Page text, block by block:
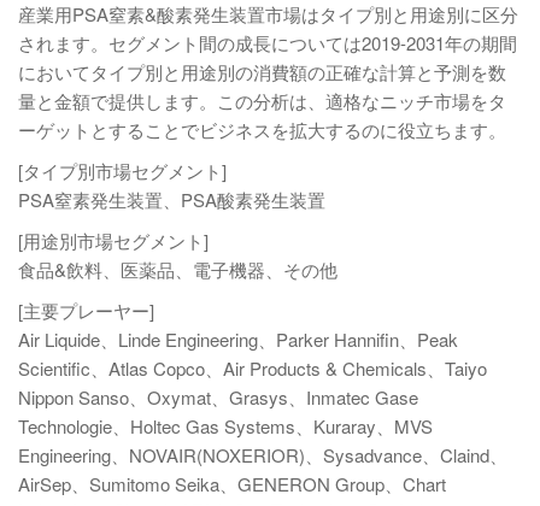
産業用PSA窒素&酸素発生装置市場はタイプ別と用途別に区分
されます。セグメント間の成長については2019-2031年の期間
においてタイプ別と用途別の消費額の正確な計算と予測を数
量と金額で提供します。この分析は、適格なニッチ市場をタ
ーゲットとすることでビジネスを拡大するのに役立ちます。
[タイプ別市場セグメント]
PSA窒素発生装置、PSA酸素発生装置
[用途別市場セグメント]
食品&飲料、医薬品、電子機器、その他
[主要プレーヤー]
Air Liquide、Linde Engineering、Parker Hannifin、Peak
Scientific、Atlas Copco、Air Products & Chemicals、Taiyo
Nippon Sanso、Oxymat、Grasys、Inmatec Gase
Technologie、Holtec Gas Systems、Kuraray、MVS
Engineering、NOVAIR(NOXERIOR)、Sysadvance、Claind、
AirSep、Sumitomo Seika、GENERON Group、Chart